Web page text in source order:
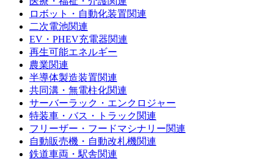
ロボット・自動化装置関連
二次電池関連
EV・PHEV充電器関連
再生可能エネルギー
農業関連
半導体製造装置関連
共同溝・無電柱化関連
サーバーラック・エンクロジャー
特装車・バス・トラック関連
フリーザー・フードマシナリー関連
自動販売機・自動改札機関連
鉄道車両・駅舎関連